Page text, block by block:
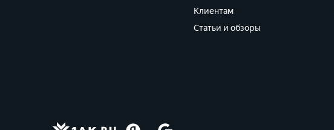
Клиентам
Статьи и обзоры